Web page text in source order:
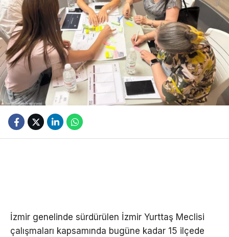
İzmir genelinde sürdürülen İzmir Yurttaş Meclisi
çalışmaları kapsamında bugüne kadar 15 ilçede